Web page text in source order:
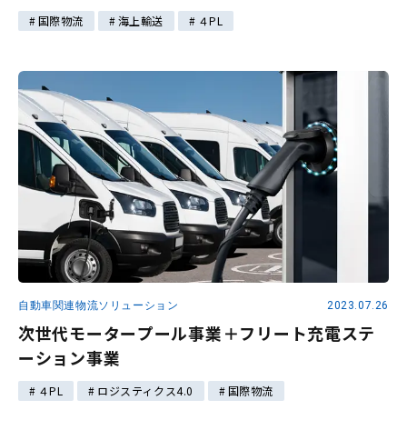
国際物流 海上輸送 ４PL
自動車関連物流ソリューション 2023.07.26
次世代モータープール事業＋フリート充電ステ
ーション事業
４PL ロジスティクス4.0 国際物流